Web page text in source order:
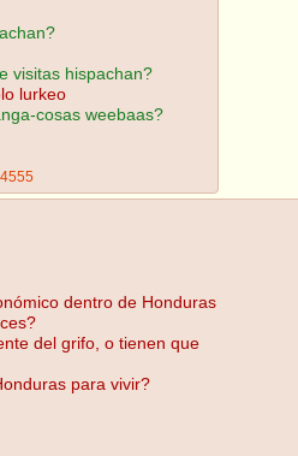
visitas hispachan?
lurkeo
cosas weebaas?
dentro de Honduras
del grifo, o tienen que
para vivir?